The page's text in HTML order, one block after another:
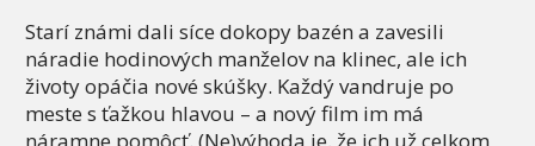
Starí známi dali síce dokopy bazén a zavesili
náradie hodinových manželov na klinec, ale ich
životy opáčia nové skúšky. Každý vandruje po
meste s ťažkou hlavou – a nový film im má